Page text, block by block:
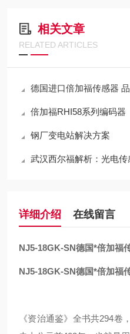
相关文章
RELATED ARTICLES
德国进口倍加福传感器 品质
倍加福RHI58系列编码器
钢厂变电站解决方案
武汉西尔福解析：光电
详细介绍 在线留言
NJ5-18GK-SN德国*倍加福
NJ5-18GK-SN德国*倍加福
《资治通鉴》全书共294卷